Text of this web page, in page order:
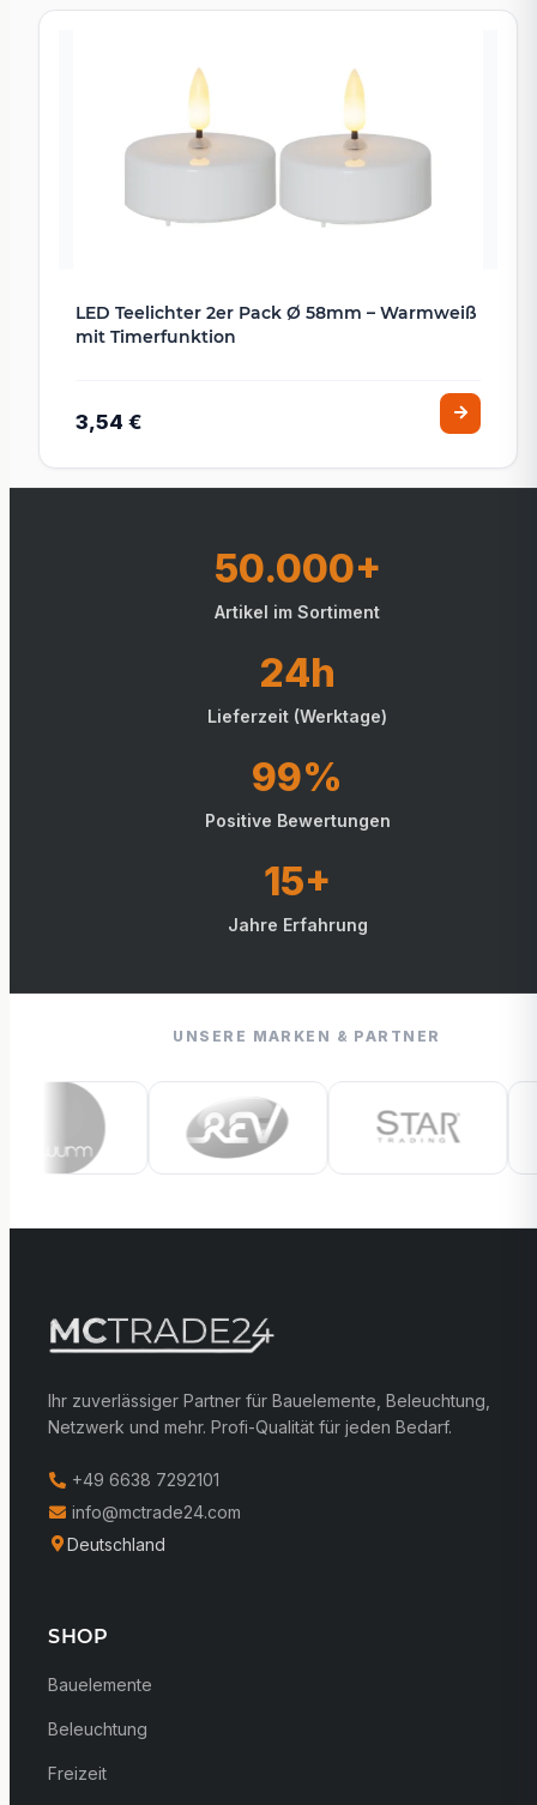
LED Teelichter 2er Pack Ø 58mm – Warmweiß
mit Timerfunktion
3,54 €
50.000+
Artikel im Sortiment
24h
Lieferzeit (Werktage)
99%
Positive Bewertungen
15+
Jahre Erfahrung
UNSERE MARKEN & PARTNER
Ihr zuverlässiger Partner für Bauelemente, Beleuchtung,
Netzwerk und mehr. Profi-Qualität für jeden Bedarf.
+49 6638 7292101
info@mctrade24.com
Deutschland
SHOP
Bauelemente
Beleuchtung
Freizeit